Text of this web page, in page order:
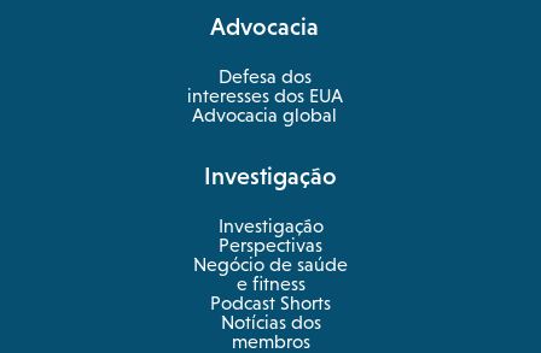
new
tab
Advocacia
Defesa dos
interesses dos EUA
Advocacia global
Investigação
Investigação
Perspectivas
Negócio de saúde
e fitness
opens
in
a
new
Podcast Shorts
Notícias dos
membros